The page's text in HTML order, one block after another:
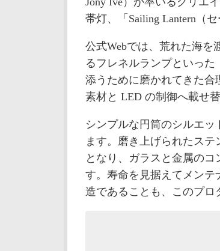
帯灯、「Sailing Lantern（
公式Webでは、荒れた海を
るフレネルランプといっ
添うために磨かれてきた
素材と LED の制御へ載せ
シンプルな円筒のシルエッ
ます。磨き上げられたス
となり、ガラスと金属の
す。寿命を見据えてメン
造であることも、このプロ